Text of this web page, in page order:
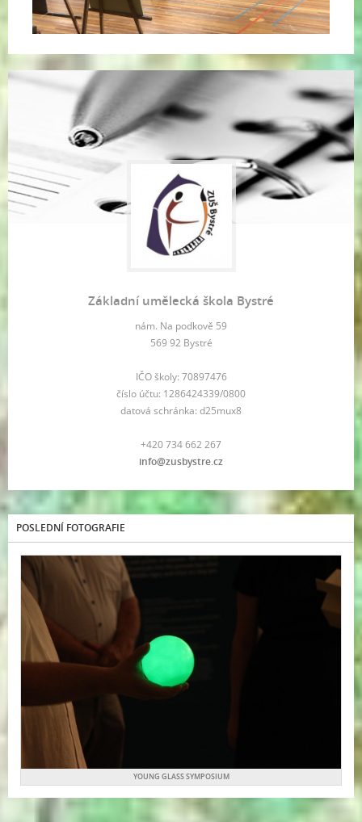
Základní umělecká škola Bystré
nám. Na podkově 59
569 92 Bystré
IČO školy: 70897476
číslo účtu: 1286424339/0800
datová schránka: d25mux8
+420 734 662 267
info@zusbystre.cz
POSLEDNÍ FOTOGRAFIE
YOUNG GLASS SYMPOSIUM